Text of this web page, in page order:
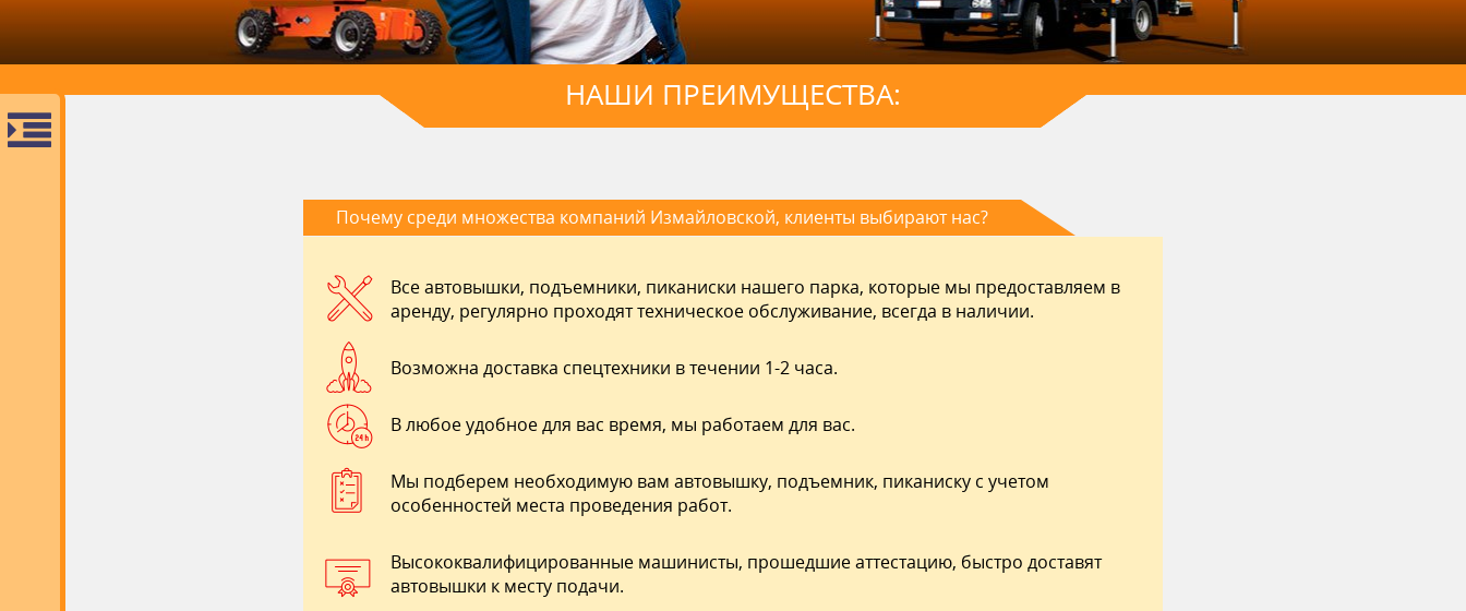
НАШИ ПРЕИМУЩЕСТВА:
Почему среди множества компаний Измайловской, клиенты выбирают нас?
Все автовышки, подъемники, пиканиски нашего парка, которые мы предоставляем в
аренду, регулярно проходят техническое обслуживание, всегда в наличии.
Возможна доставка спецтехники в течении 1-2 часа.
В любое удобное для вас время, мы работаем для вас.
Мы подберем необходимую вам автовышку, подъемник, пиканиску с учетом
особенностей места проведения работ.
Высококвалифицированные машинисты, прошедшие аттестацию, быстро доставят
автовышки к месту подачи.